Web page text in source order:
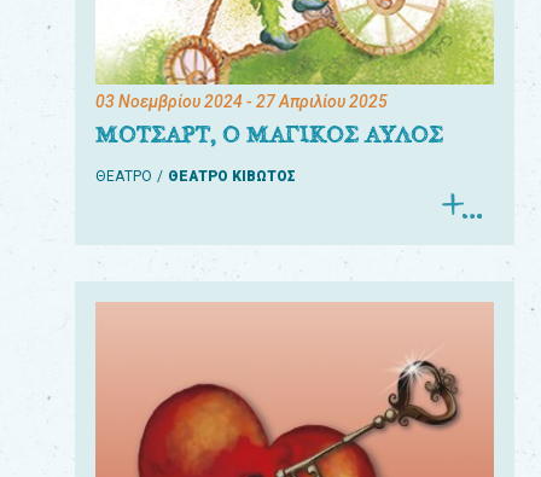
03 Νοεμβρίου 2024- 27 Απριλίου 2025
ΜΟΤΣΑΡΤ, Ο ΜΑΓΙΚΟΣ ΑΥΛΟΣ
ΘΕΑΤΡΟ ΘΕΑΤΡΟ ΚΙΒΩΤΟΣ